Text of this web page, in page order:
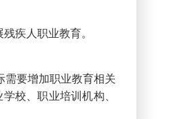
疾人职业教育。
要增加职业教育相关
校、职业培训机构、